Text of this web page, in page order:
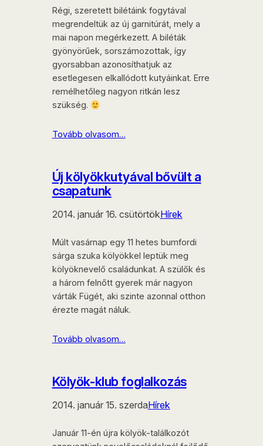
Régi, szeretett bilétáink fogytával
megrendeltük az új garnitúrát, mely a
mai napon megérkezett. A biléták
gyönyörűek, sorszámozottak, így
gyorsabban azonosíthatjuk az
esetlegesen elkallódott kutyáinkat. Erre
remélhetőleg nagyon ritkán lesz
szükség.
Tovább olvasom…
Új kölyökkutyával bővült a
csapatunk
2014. január 16. csütörtökHírek
Múlt vasárnap egy 11 hetes bumfordi
sárga szuka kölyökkel leptük meg
kölyöknevelő családunkat. A szülők és
a három felnőtt gyerek már nagyon
várták Fügét, aki szinte azonnal otthon
érezte magát náluk.
Tovább olvasom…
Kölyök-klub foglalkozás
2014. január 15. szerdaHírek
Január 11-én újra kölyök-találkozót